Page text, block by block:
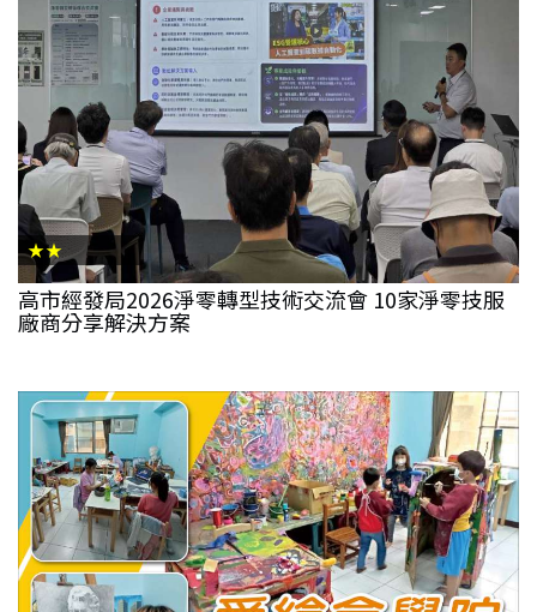
★★
高市經發局2026淨零轉型技術交流會 10家淨零技服
廠商分享解決方案